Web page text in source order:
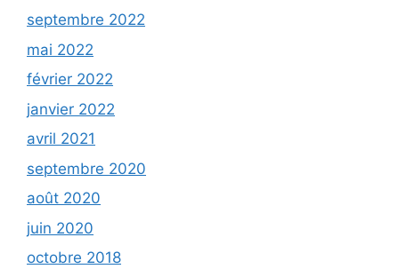
septembre 2022
mai 2022
février 2022
janvier 2022
avril 2021
septembre 2020
août 2020
juin 2020
octobre 2018